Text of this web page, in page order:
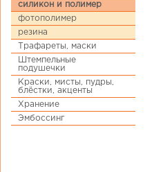
силикон и полимер
фотополимер
резина
Трафареты, маски
Штемпельные
подушечки
Краски, мисты, пудры,
блёстки, акценты
Хранение
Эмбоссинг